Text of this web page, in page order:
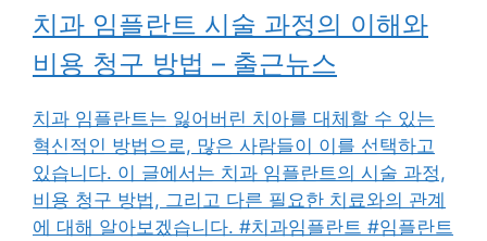
치과 임플란트 시술 과정의 이해와
비용 청구 방법 – 출근뉴스
치과 임플란트는 잃어버린 치아를 대체할 수 있는
혁신적인 방법으로, 많은 사람들이 이를 선택하고
있습니다. 이 글에서는 치과 임플란트의 시술 과정,
비용 청구 방법, 그리고 다른 필요한 치료와의 관계
에 대해 알아보겠습니다. #치과임플란트 #임플란트